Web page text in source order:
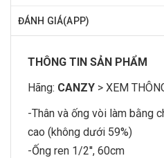
ĐÁNH GIÁ(APP)
THÔNG TIN SẢN PHẨM
Hãng: CANZY > XEM
-Thân và ống vòi làm bằng
cao (không dưới 59%)
-Ống ren 1/2'', 60cm